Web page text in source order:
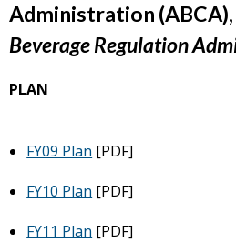
Administration (ABCA),
Beverage Regulation
PLAN
FY09 Plan [PDF]
FY10 Plan [PDF]
FY11 Plan [PDF]